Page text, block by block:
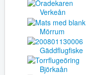
Verkeån
Mörrum
Gäddflugfiske
Björkaån